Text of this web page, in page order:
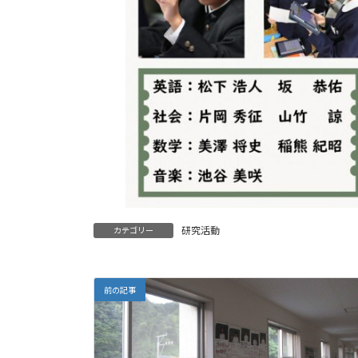
カテゴリー 研究活動
前の記事